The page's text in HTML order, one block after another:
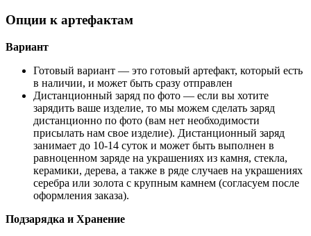
Опции к артефактам
Вариант
Готовый вариант — это готовый артефакт, который есть
в наличии, и может быть сразу отправлен
Дистанционный заряд по фото — если вы хотите
зарядить ваше изделие, то мы можем сделать заряд
дистанционно по фото (вам нет необходимости
присылать нам свое изделие). Дистанционный заряд
занимает до 10-14 суток и может быть выполнен в
равноценном заряде на украшениях из камня, стекла,
керамики, дерева, а также в ряде случаев на украшениях
серебра или золота с крупным камнем (согласуем после
оформления заказа).
Подзарядка и Хранение